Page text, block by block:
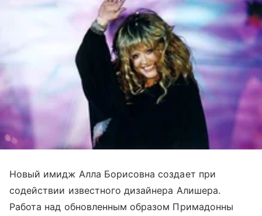
Новый имидж Алла Борисовна создает при
содействии известного дизайнера Алишера.
Работа над обновленным образом Примадонны